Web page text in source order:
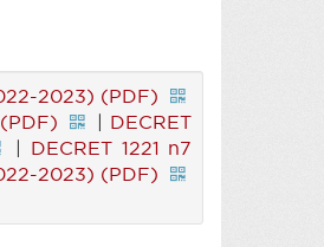
2023) (PDF)
| DECRET
| DECRET 1221 n7
2023) (PDF)